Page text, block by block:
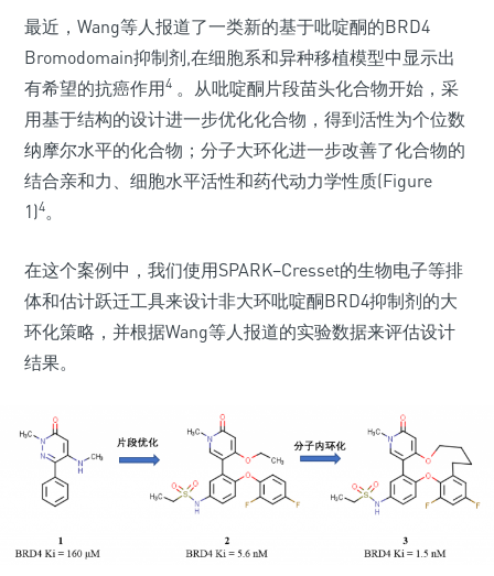
最近，Wang等人报道了一类新的基于吡啶酮的BRD4
Bromodomain抑制剂,在细胞系和异种移植模型中显示出
有希望的抗癌作用4 。从吡啶酮片段苗头化合物开始，采
用基于结构的设计进一步优化化合物，得到活性为个位数
纳摩尔水平的化合物；分子大环化进一步改善了化合物的
结合亲和力、细胞水平活性和药代动力学性质(Figure
1)4。
在这个案例中，我们使用SPARK–Cresset的生物电子等排
体和估计跃迁工具来设计非大环吡啶酮BRD4抑制剂的大
环化策略，并根据Wang等人报道的实验数据来评估设计
结果。